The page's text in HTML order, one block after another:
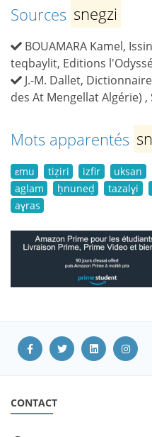
Sources snegzi
BOUAMARA Kamel,
teqbaylit, Editions
J.-M. Dallet,
des At Mengellat Algérie) ,
Mots apparentés
ɛmu tiẓiri izfir uksan
aglam
ḥnuneḍ tazalɣi
aɣras
CONTACT